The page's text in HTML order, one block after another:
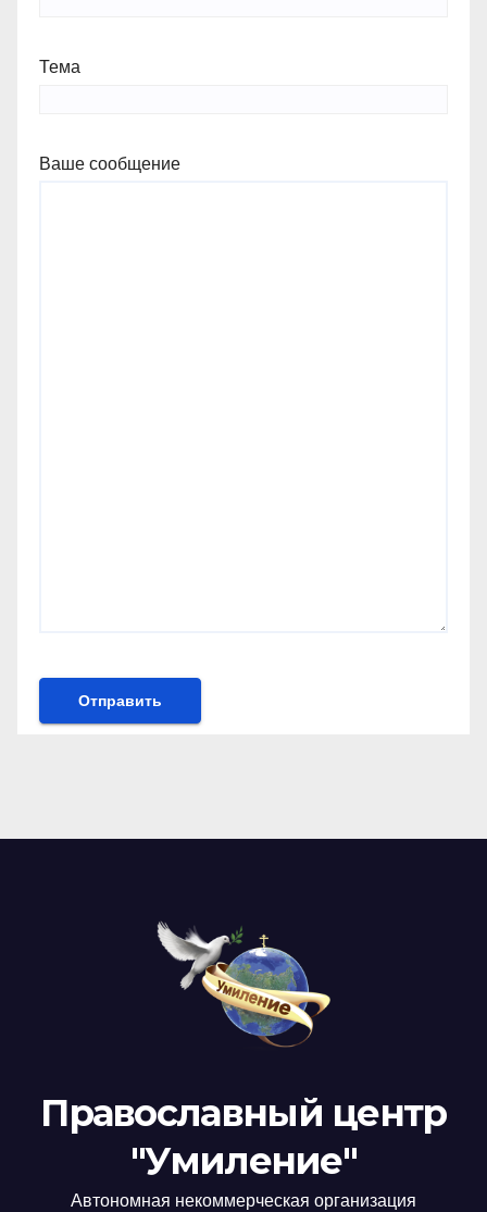
Тема
Ваше сообщение
Православный центр
"Умиление"
Автономная некоммерческая организация